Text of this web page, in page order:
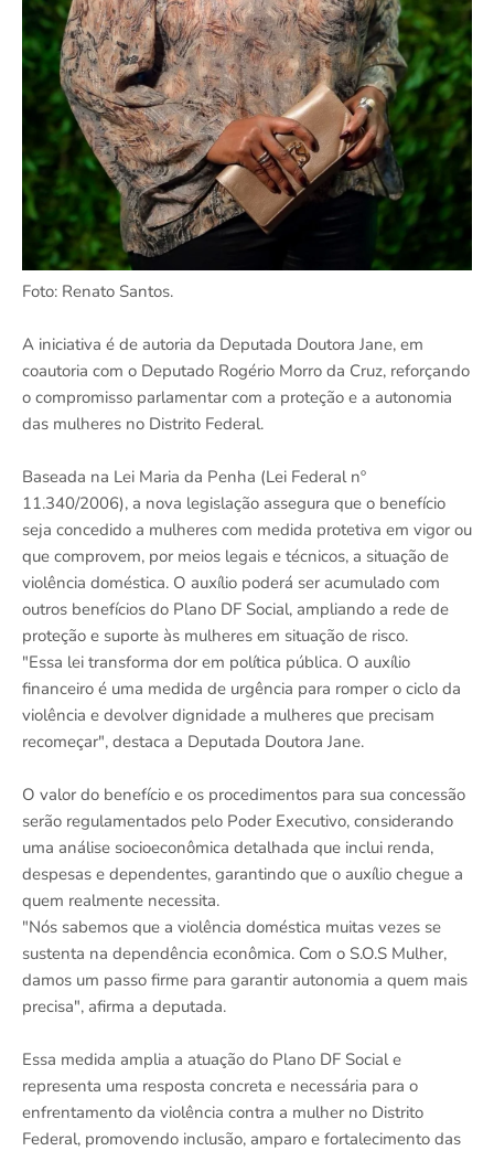
Foto: Renato Santos.
A iniciativa é de autoria da Deputada Doutora Jane, em
coautoria com o Deputado Rogério Morro da Cruz, reforçando
o compromisso parlamentar com a proteção e a autonomia
das mulheres no Distrito Federal.
Baseada na Lei Maria da Penha (Lei Federal nº
11.340/2006), a nova legislação assegura que o benefício
seja concedido a mulheres com medida protetiva em vigor ou
que comprovem, por meios legais e técnicos, a situação de
violência doméstica. O auxílio poderá ser acumulado com
outros benefícios do Plano DF Social, ampliando a rede de
proteção e suporte às mulheres em situação de risco.
"Essa lei transforma dor em política pública. O auxílio
financeiro é uma medida de urgência para romper o ciclo da
violência e devolver dignidade a mulheres que precisam
recomeçar", destaca a Deputada Doutora Jane.
O valor do benefício e os procedimentos para sua concessão
serão regulamentados pelo Poder Executivo, considerando
uma análise socioeconômica detalhada que inclui renda,
despesas e dependentes, garantindo que o auxílio chegue a
quem realmente necessita.
"Nós sabemos que a violência doméstica muitas vezes se
sustenta na dependência econômica. Com o S.O.S Mulher,
damos um passo firme para garantir autonomia a quem mais
precisa", afirma a deputada.
Essa medida amplia a atuação do Plano DF Social e
representa uma resposta concreta e necessária para o
enfrentamento da violência contra a mulher no Distrito
Federal, promovendo inclusão, amparo e fortalecimento das